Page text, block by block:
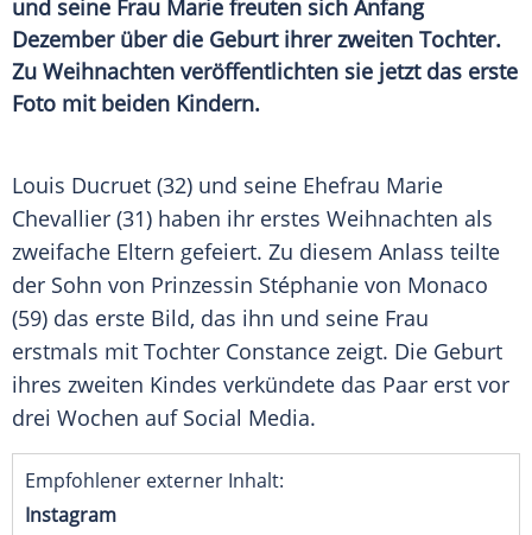
und seine Frau Marie freuten sich Anfang
Dezember über die Geburt ihrer zweiten Tochter.
Zu Weihnachten veröffentlichten sie jetzt das erste
Foto mit beiden Kindern.
Louis Ducruet (32) und seine Ehefrau Marie
Chevallier (31) haben ihr erstes Weihnachten als
zweifache Eltern gefeiert. Zu diesem Anlass teilte
der Sohn von Prinzessin Stéphanie von Monaco
(59) das erste Bild, das ihn und seine Frau
erstmals mit Tochter Constance zeigt. Die Geburt
ihres zweiten Kindes verkündete das Paar erst vor
drei Wochen auf Social Media.
Empfohlener externer Inhalt:
Instagram